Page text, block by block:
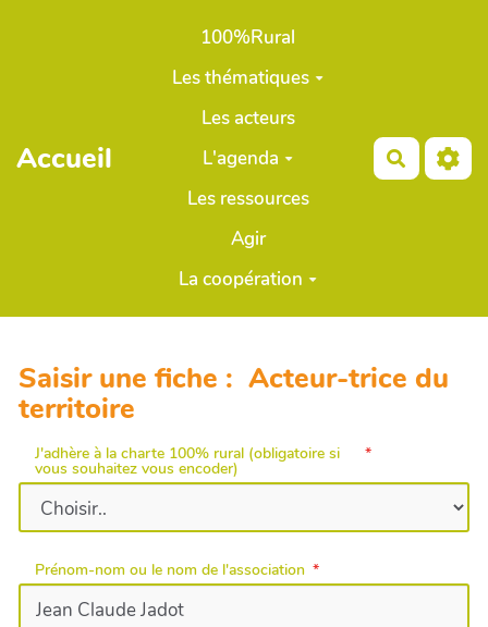
Aller au contenu principal
Accueil
100%Rural
Les thématiques
Les acteurs
L'agenda
Les ressources
Agir
La coopération
Saisir une fiche : Acteur-trice du
territoire
J'adhère à la charte 100% rural (obligatoire si
vous souhaitez vous encoder)
Prénom-nom ou le nom de l'association